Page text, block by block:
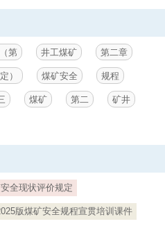
第 井工煤矿 第二章
） 煤矿安全 规程
煤矿 第二 矿井
全现状评价规定
版煤矿安全规程宣贯培训课件